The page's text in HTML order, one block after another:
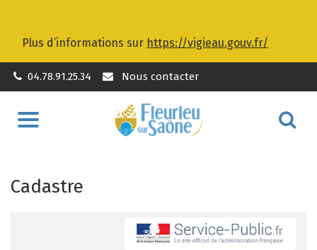
Plus d’informations sur https://vigieau.gouv.fr/
04.78.91.25.34 Nous contacter
Aller
Cadastre